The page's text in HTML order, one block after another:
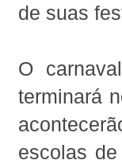
de suas
O
terminará
escolas